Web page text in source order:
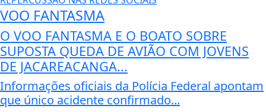
VOO FANTASMA
O VOO FANTASMA E O BOATO SOBRE
SUPOSTA QUEDA DE AVIÃO COM JOVENS
DE JACAREACANGA...
Informações oficiais da Polícia Federal apontam
que único acidente confirmado...